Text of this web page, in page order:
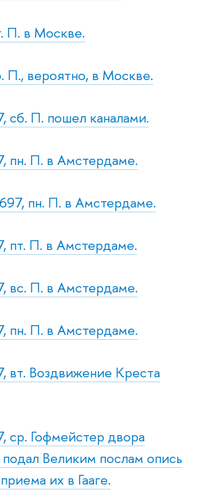
П. в Москве.
П., вероятно, в Москве.
сб. П. пошел каналами.
пн. П. в Амстердаме.
пн. П. в Амстердаме.
пт. П. в Амстердаме.
вс. П. в Амстердаме.
пн. П. в Амстердаме.
вт. Воздвижение Креста
ср. Гофмейстер двора
подал Великим послам опись
их в Гааге.